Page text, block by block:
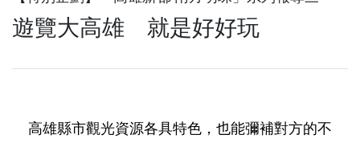
遊覽大高雄 就是好好玩
高雄縣市觀光資源各具特色，也能彌補對方的不